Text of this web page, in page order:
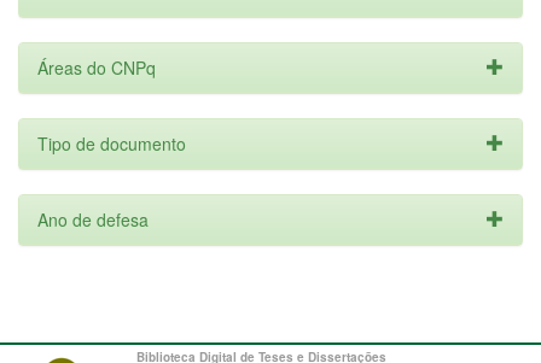
Áreas do CNPq
Tipo de documento
Ano de defesa
Biblioteca Digital de Teses e Dissertações